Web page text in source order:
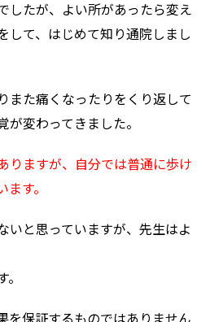
したが、よい所があったら変え
して、はじめて知り通院しまし
また痛くなったりをくり返して
が変わってきました。
りますが、自分では普通に歩け
す。
いと思っていますが、先生はよ
を保証するものではありません